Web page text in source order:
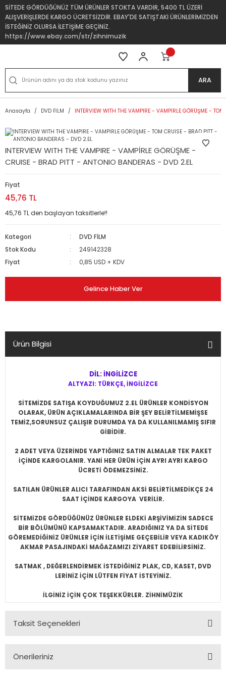
SİTEDE GÖRDÜĞÜNÜZ TÜM ÜRÜNLER STOKTA VARDIR, 5400 TL ÜZERİ
ALIŞVERİŞLERDE KARGO ÜCRETSİZDİR. EBAY'DE SATIŞTAKİ ÜRÜNLERİMİZDEN
İSTEĞİNİZ OLURSA İLETİŞİME GEÇİNİZ.
https://www.ebay.com/str/zihnimuzik
ARA
Anasayfa DVD FİLM INTERVIEW WITH THE VAMPIRE - VAMPİRLE GÖRÜŞME -
INTERVIEW WITH THE VAMPIRE - VAMPİRLE GÖRÜŞME - TOM
CRUISE - BRAD PITT - ANTONIO BANDERAS - DVD 2.EL
Fiyat
45,76 TL
45,76 TL den başlayan taksitlerle!!
Kategori
DVD FİLM
Stok Kodu
249142328
Fiyat
0,85 USD + KDV
Gelince Haber Ver
Ürün Bilgisi
DİL: İNGİLİZCE
ALTYAZI: TÜRKÇE, İNGİLİZCE
SİTEMİZDE SATIŞA KOYDUĞUMUZ 2.EL ÜRÜNLER KONDİSYON
OLARAK, ÜRÜN AÇIKLAMALARINDA BİR ŞEY BELİRTİLMEMİŞSE
TEMİZ,SORUNSUZ ÇALIŞIR DURUMDA YA DA KULLANILMAMIŞ SIFIR
GİBİDİR.
2 ADET VEYA ÜZERİNDE YAPTIĞINIZ SATIN ALMALAR TEK PAKET
İÇİNDE KARGOLANIR. YANİ HER ÜRÜN İÇİN AYRI AYRI KARGO
ÜCRETİ ÖDEMEZSİNİZ.
SATILAN ÜRÜNLER ALICI TARAFINDAN AKSİ BELİRTİLMEDİKÇE 24
SAAT İÇİNDE KARGOYA VERİLİR.
SİTEMİZDE GÖRDÜĞÜNÜZ ÜRÜNLER ELDEKİ ARŞİVİMİZİN SADECE
BİR BÖLÜMÜNÜ KAPSAMAKTADIR. ARADIĞINIZ YA DA SİTEDE
GÖREMEDİĞİNİZ ÜRÜNLER İÇİN İLETİŞİME GEÇEBİLİR VEYA KADIKÖY
AKMAR PASAJINDAKİ MAĞAZAMIZI ZİYARET EDEBİLİRSİNİZ.
SATMAK , DEĞERLENDİRMEK İSTEDİĞİNİZ PLAK, CD, KASET, DVD
LERİNİZ İÇİN LÜTFEN FİYAT İSTEYİNİZ.
İLGİNİZ İÇİN ÇOK TEŞEKKÜRLER. ZİHNİMÜZİK
Taksit Seçenekleri
Önerileriniz